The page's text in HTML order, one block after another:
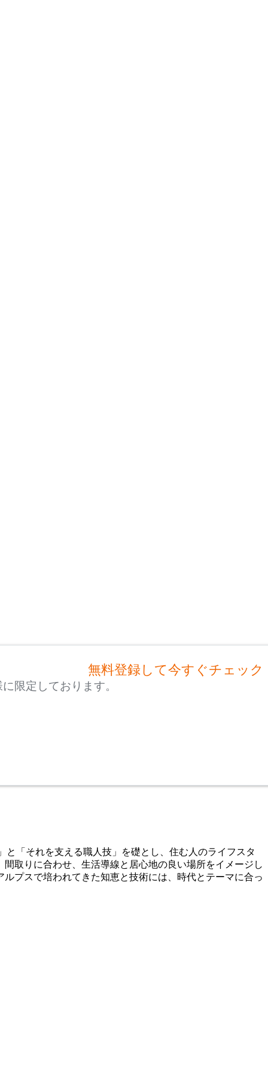
無料登録して今すぐチェック
限定しております。
「それを支える職人技」を礎とし、住む人のライフスタ
取りに合わせ、生活導線と居心地の良い場所をイメージし
プスで培われてきた知恵と技術には、時代とテーマに合っ